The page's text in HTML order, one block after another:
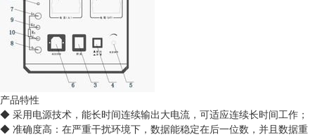
产品特性
◆ 采用电源技术，能长时间连续输出大电流，可适应连续长时间工作；
◆ 准确度高：在严重干扰环境下，数据能稳定在后一位数，并且数据重